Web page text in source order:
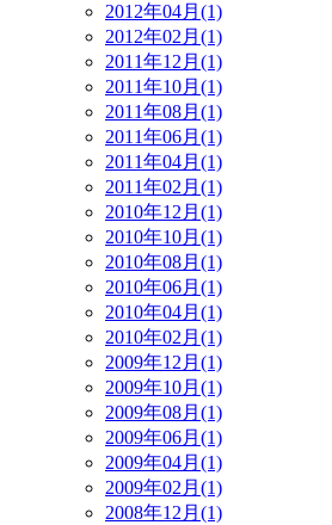
2012年04月(1)
2012年02月(1)
2011年12月(1)
2011年10月(1)
2011年08月(1)
2011年06月(1)
2011年04月(1)
2011年02月(1)
2010年12月(1)
2010年10月(1)
2010年08月(1)
2010年06月(1)
2010年04月(1)
2010年02月(1)
2009年12月(1)
2009年10月(1)
2009年08月(1)
2009年06月(1)
2009年04月(1)
2009年02月(1)
2008年12月(1)